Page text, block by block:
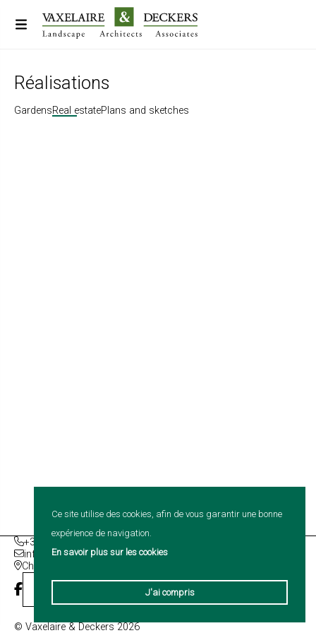
Réalisations
GardensReal estatePlans and sketches
+32 (0)2 386 45 10
info@vaxelaire-deckers.com
Chaussée d'Ophain 263 | 1420 Braine-L'Alleud | Belgique
© Vaxelaire & Deckers 2026
Ce site utilise des cookies, afin de vous garantir une bonne
expérience de navigation.
En savoir plus sur les cookies
J'ai compris